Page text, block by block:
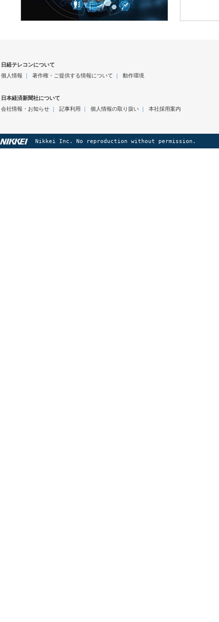
日経テレコンについて
個人情報 ｜ 著作権・ご提供する情報について ｜ 動作環境
日本経済新聞社について
会社情報・お知らせ｜ 記事利用 ｜ 個人情報の取り扱い｜ 本社採用案内
Nikkei Inc. No reproduction without permission.